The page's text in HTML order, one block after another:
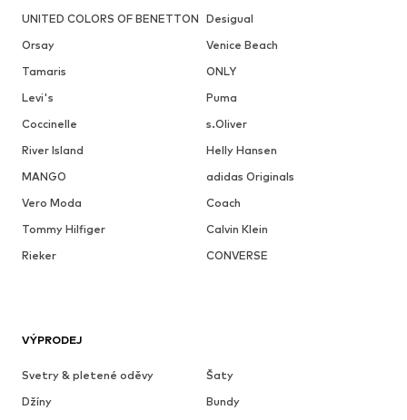
UNITED COLORS OF BENETTON Desigual
Orsay
Venice Beach
Tamaris
ONLY
Levi's
Puma
Coccinelle
s.Oliver
River Island
Helly Hansen
MANGO
adidas Originals
Vero Moda
Coach
Tommy Hilfiger
Calvin Klein
Rieker
CONVERSE
VÝPRODEJ
Svetry & pletené oděvy
Šaty
Džíny
Bundy